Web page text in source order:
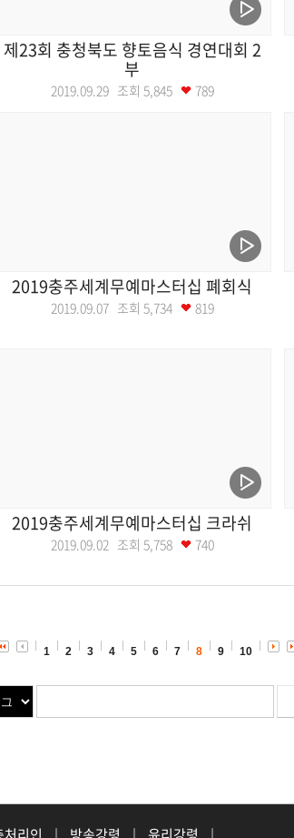
제23회 충청북도 향토음식 경연대회 2
부
2019.09.29 조회 5,845 789
2019충주세계무예마스터십 폐회식
2019.09.07 조회 5,734 819
2019충주세계무예마스터십 크라쉬
2019.09.02 조회 5,758 740
1 2 3 4 5 6 7 8 9 10